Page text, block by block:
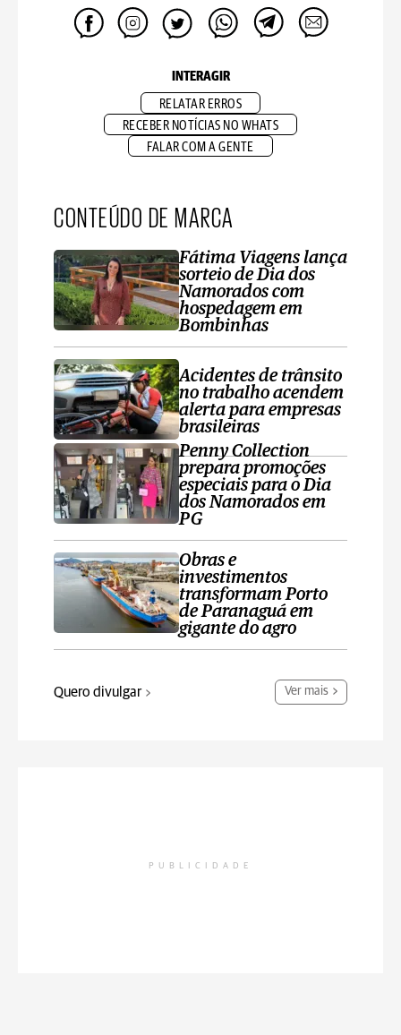
INTERAGIR
RELATAR ERROS
RECEBER NOTÍCIAS NO WHATS
FALAR COM A GENTE
CONTEÚDO DE MARCA
Fátima Viagens lança
sorteio de Dia dos
Namorados com
hospedagem em
Bombinhas
Acidentes de trânsito
no trabalho acendem
alerta para empresas
brasileiras
Penny Collection
prepara promoções
especiais para o Dia
dos Namorados em
PG
Obras e
investimentos
transformam Porto
de Paranaguá em
gigante do agro
Quero divulgar Ver mais
PUBLICIDADE